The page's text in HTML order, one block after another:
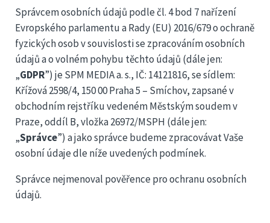
Správcem osobních údajů podle čl. 4 bod 7 nařízení
Evropského parlamentu a Rady (EU) 2016/679 o ochraně
fyzických osob v souvislosti se zpracováním osobních
údajů a o volném pohybu těchto údajů (dále jen:
„GDPR”) je SPM MEDIA a. s., IČ: 14121816, se sídlem:
Křížová 2598/4, 150 00 Praha 5 – Smíchov, zapsané v
obchodním rejstříku vedeném Městským soudem v
Praze, oddíl B, vložka 26972/MSPH (dále jen:
„Správce”) a jako správce budeme zpracovávat Vaše
osobní údaje dle níže uvedených podmínek.
Správce nejmenoval pověřence pro ochranu osobních
údajů.